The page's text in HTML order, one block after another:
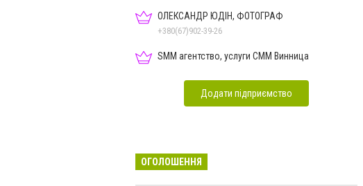
ОЛЕКСАНДР ЮДІН, ФОТОГРАФ
+380(67)902-39-26
SMM агентство, услуги СММ Винница
Додати підприємство
ОГОЛОШЕННЯ